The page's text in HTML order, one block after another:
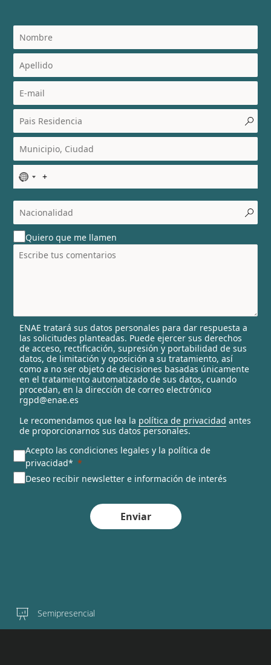
N
o
c
o
u
n
t
l
e
c
t
e
d
Quiero que me llamen
ENAE tratará sus datos personales para dar respuesta a
las solicitudes planteadas. Puede ejercer sus derechos
de acceso, rectificación, supresión y portabilidad de sus
datos, de limitación y oposición a su tratamiento, así
como a no ser objeto de decisiones basadas únicamente
en el tratamiento automatizado de sus datos, cuando
procedan, en la dirección de correo electrónico
rgpd@enae.es
Le recomendamos que lea la política de privacidad antes
de proporcionarnos sus datos personales.
Acepto las condiciones legales y la política de
privacidad*
Deseo recibir newsletter e información de interés
Enviar
Semipresencial